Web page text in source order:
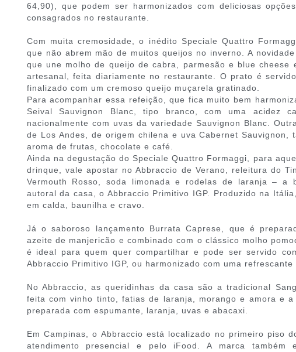
64,90), que podem ser harmonizados com deliciosas
consagrados no restaurante.
Com muita cremosidade, o inédito Speciale Quattro
que não abrem mão de muitos queijos no inverno. A
que une molho de queijo de cabra, parmesão e blue cheese
artesanal, feita diariamente no restaurante. O prato é
finalizado com um cremoso queijo muçarela gratinado.
Para acompanhar essa refeição, que fica muito bem
Seival Sauvignon Blanc, tipo branco, com uma acidez
nacionalmente com uvas da variedade Sauvignon Blanc.
de Los Andes, de origem chilena e uva Cabernet Sauvignon,
aroma de frutas, chocolate e café.
Ainda na degustação do Speciale Quattro Formaggi, para
drinque, vale apostar no Abbraccio de Verano, releitura do
Vermouth Rosso, soda limonada e rodelas de laranja – a
autoral da casa, o Abbraccio Primitivo IGP. Produzido na
em calda, baunilha e cravo.
Já o saboroso lançamento Burrata Caprese, que é
azeite de manjericão e combinado com o clássico molho
é ideal para quem quer compartilhar e pode ser servido
Abbraccio Primitivo IGP, ou harmonizado com uma refrescante
No Abbraccio, as queridinhas da casa são a tradicional
feita com vinho tinto, fatias de laranja, morango e amora e a
preparada com espumante, laranja, uvas e abacaxi.
Em Campinas, o Abbraccio está localizado no primeiro piso
atendimento presencial e pelo iFood. A marca também